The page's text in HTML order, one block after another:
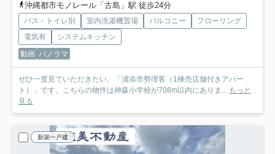
沖縄都市モノレール「古島」駅 徒歩24分
バス・トイレ別 室内洗濯機置場 バルコニー
フローリング
電気有
システムキッチン
動画 パノラマ
ぜひ一度見ていただきたい、「浦添市勢理客（1棟売店舗付きアパー
ト）」です。こちらの物件は神森小学校が708m以内にありま... もっと
見る
新築一戸建